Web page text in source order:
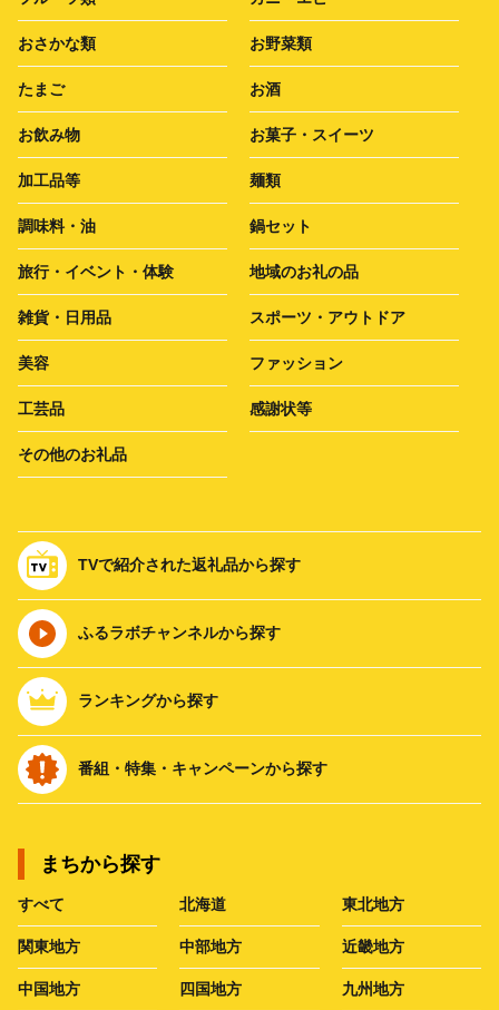
おさかな類 お野菜類
たまご お酒
お飲み物 お菓子・スイーツ
加工品等 麺類
調味料・油 鍋セット
旅行・イベント・体験 地域のお礼の品
雑貨・日用品 スポーツ・アウトドア
美容 ファッション
工芸品 感謝状等
その他のお礼品
TVで紹介された返礼品から探す
ふるラボチャンネルから探す
ランキングから探す
番組・特集・キャンペーンから探す
まちから探す
すべて 北海道 東北地方
関東地方 中部地方 近畿地方
中国地方 四国地方 九州地方